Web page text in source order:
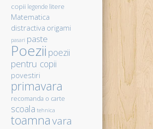
copii legende litere
Matematica
distractiva origami
pasari paste
Poezii poezii
pentru copii
povestiri
primavara
recomanda o carte
scoala tehnica
toamnavara